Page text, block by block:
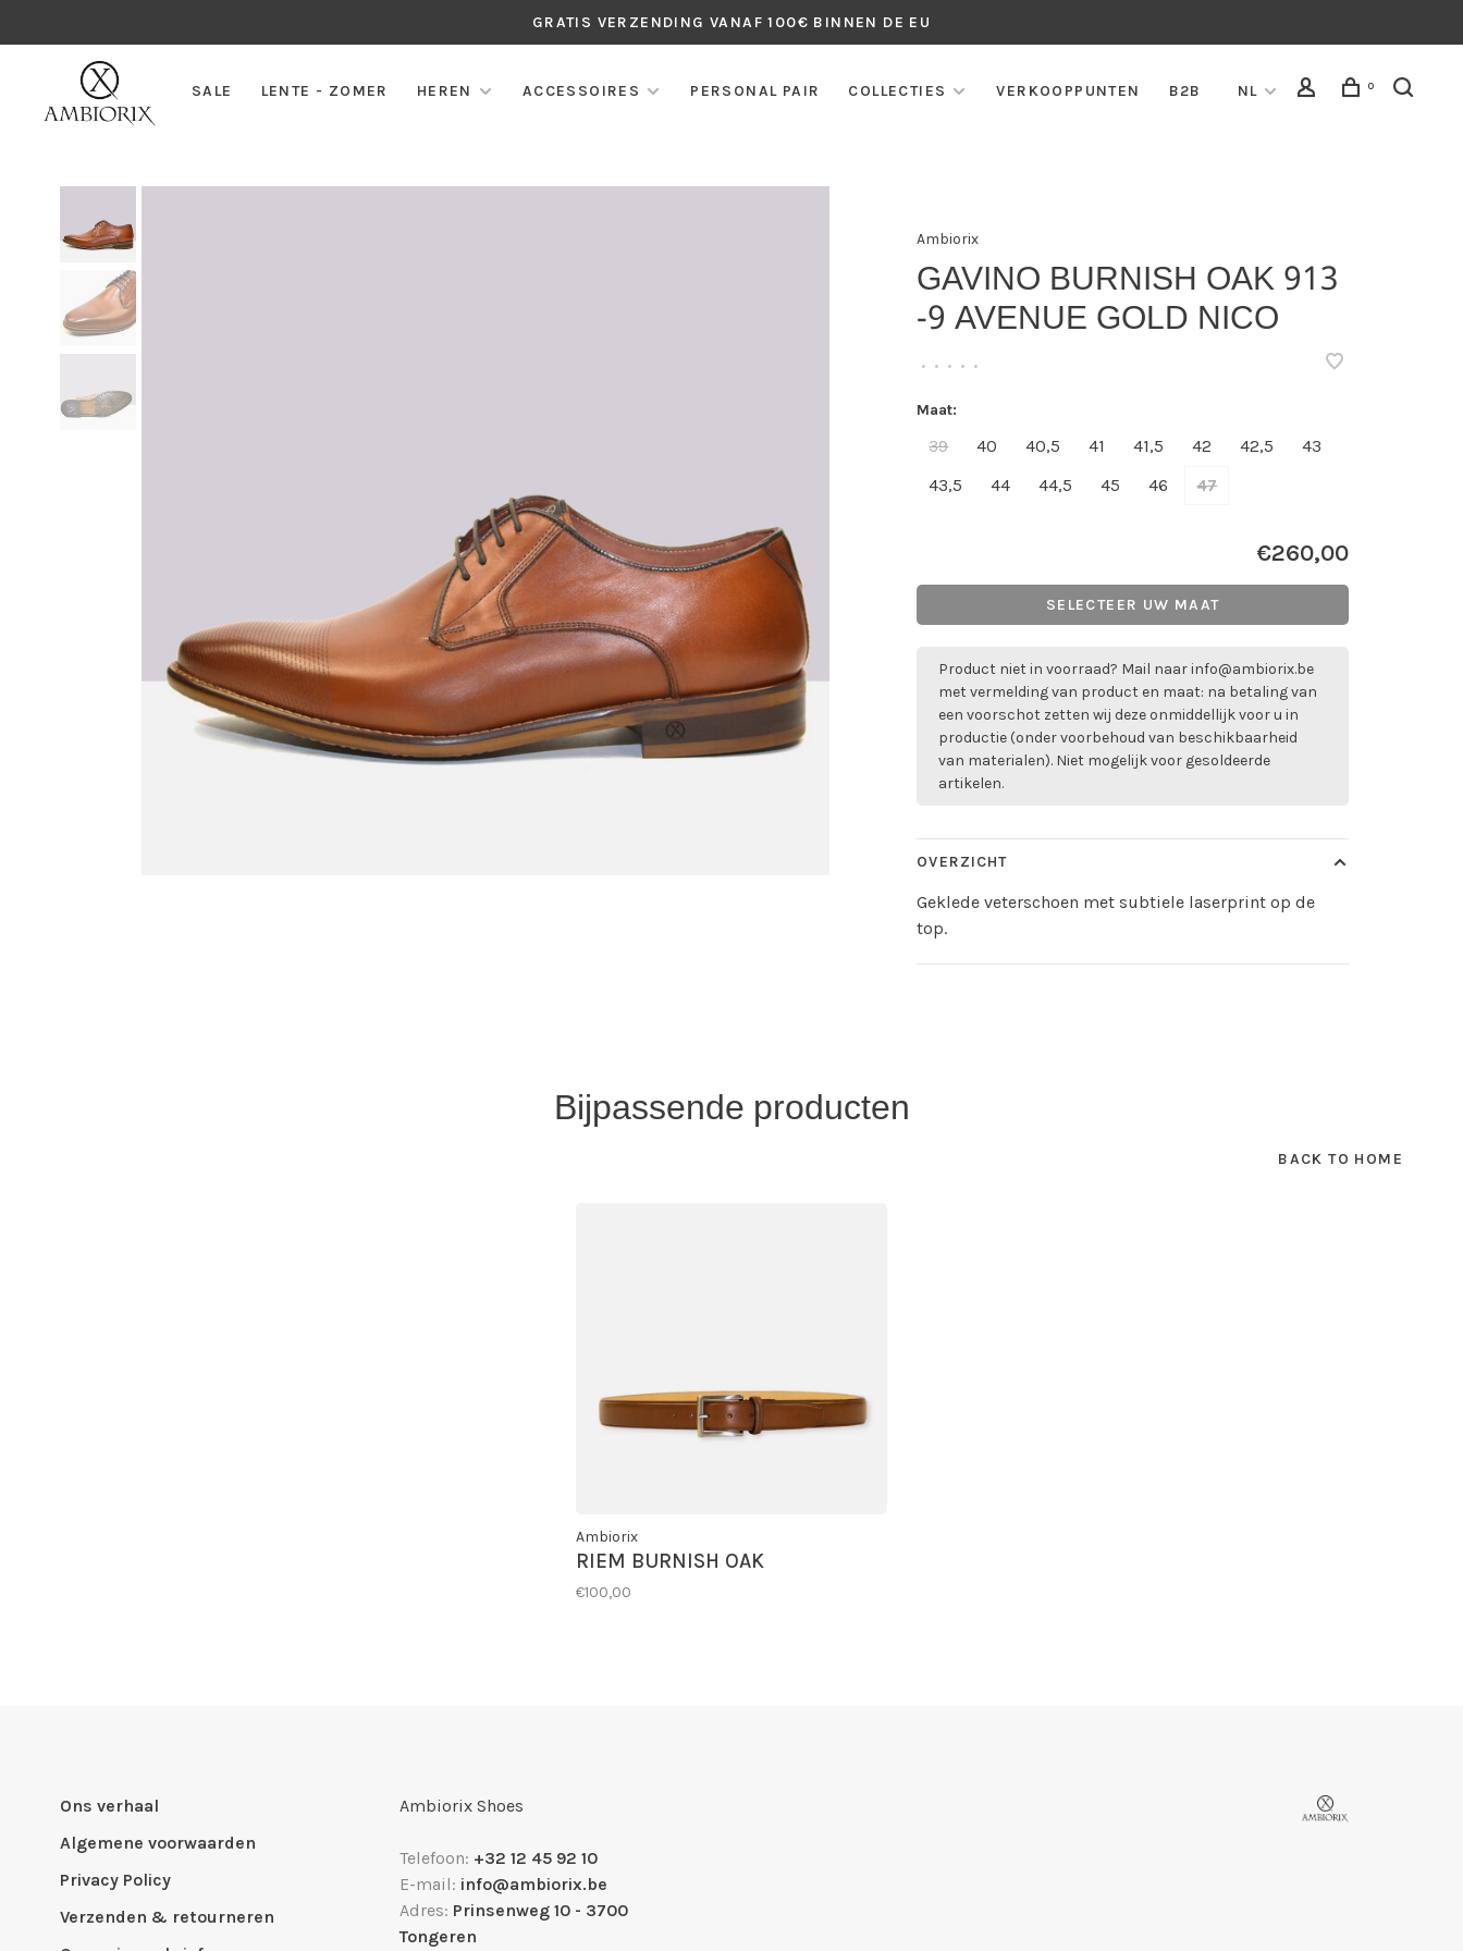
GRATIS VERZENDING VANAF 100€ BINNEN DE EU
SALE LENTE - ZOMER HEREN ACCESSOIRES PERSONAL PAIR COLLECTIES VERKOOPPUNTEN B2B NL 0
Ambiorix
GAVINO BURNISH OAK 913
-9 AVENUE GOLD NICO
• • • • •
Maat:
39 40 40,5 41 41,5 42 42,5
43
43,5
44 44,5 45 46 47
€260,00
SELECTEER UW MAAT
Product niet in voorraad? Mail naarinfo@ambiorix.be
met vermelding van product en maat: na betaling van
een voorschot zetten wij deze onmiddellijk voor u in
productie (onder voorbehoud van beschikbaarheid
van materialen). Niet mogelijk voor gesoldeerde
artikelen.
OVERZICHT
Geklede veterschoen met subtiele laserprint op de
top.
Bijpassende producten
BACK TO HOME
Ambiorix
RIEM BURNISH OAK
€100,00
Ons verhaal
Algemene voorwaarden
Privacy Policy
Verzenden & retourneren
Ambiorix Shoes
Telefoon: +32 12 45 92 10
E-mail: info@ambiorix.be
Adres: Prinsenweg 10 - 3700
Tongeren